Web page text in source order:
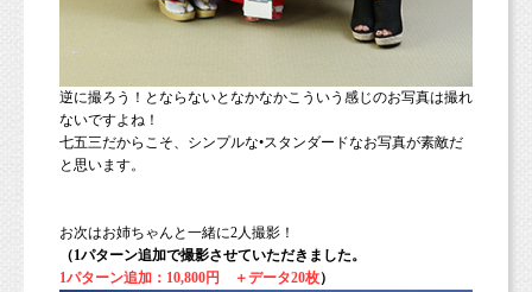
逆に撮ろう！とならないとなかなかこういう感じのお写真は撮れ
ないですよね！
七五三だからこそ、シンプルな•スタンダードなお写真が素敵だ
と思います。
お次はお姉ちゃんと一緒に2人撮影！
（1パターン追加で撮影させていただきました。
1パターン追加：10,800円 ＋データ20枚）